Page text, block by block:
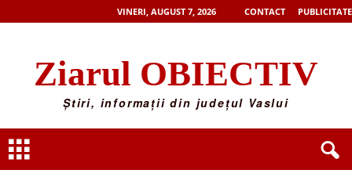
VINERI, AUGUST 7, 2026 CONTACT PUBLICITATE
Ziarul OBIECTIV
Știri, informații din județul Vaslui